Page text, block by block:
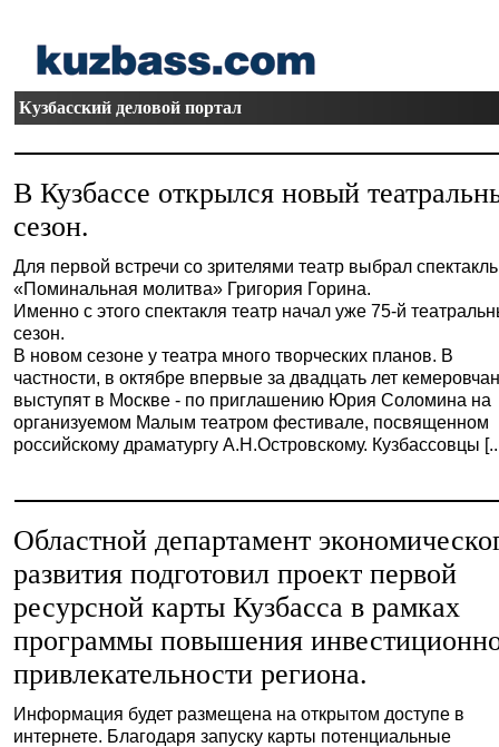
Кузбасский деловой портал
В Кузбассе открылся новый
сезон.
Для первой встречи со зрителями театр выбрал спектакль
«Поминальная молитва» Григория Горина.
Именно с этого спектакля театр начал уже 75-й
сезон.
В новом сезоне у театра много творческих планов. В
частности, в октябре впервые за двадцать лет
выступят в Москве - по приглашению Юрия Соломина на
организуемом Малым театром фестивале, посвященном
российскому драматургу А.Н.Островскому. Кузбассовцы
Областной департамент
развития подготовил проект первой
ресурсной карты Кузбасса в рамках
программы повышения
привлекательности региона.
Информация будет размещена на открытом доступе в
интернете. Благодаря запуску карты потенциальные